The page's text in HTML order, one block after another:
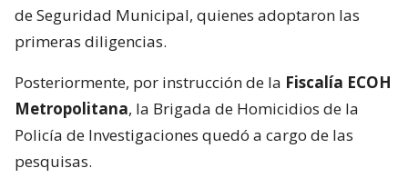
de Seguridad Municipal, quienes adoptaron las
primeras diligencias.
Posteriormente, por instrucción de la Fiscalía ECOH
Metropolitana, la Brigada de Homicidios de la
Policía de Investigaciones quedó a cargo de las
pesquisas.